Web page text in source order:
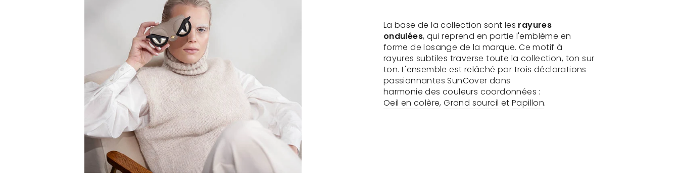
La base de la collection sont les rayures
ondulées, qui reprend en partie l'emblème en
forme de losange de la marque. Ce motif à
rayures subtiles traverse toute la collection, ton sur
ton. L'ensemble est relâché par trois déclarations
passionnantes SunCover dans
harmonie des couleurs coordonnées :
Oeil en colère,Grand sourcil etPapillon.